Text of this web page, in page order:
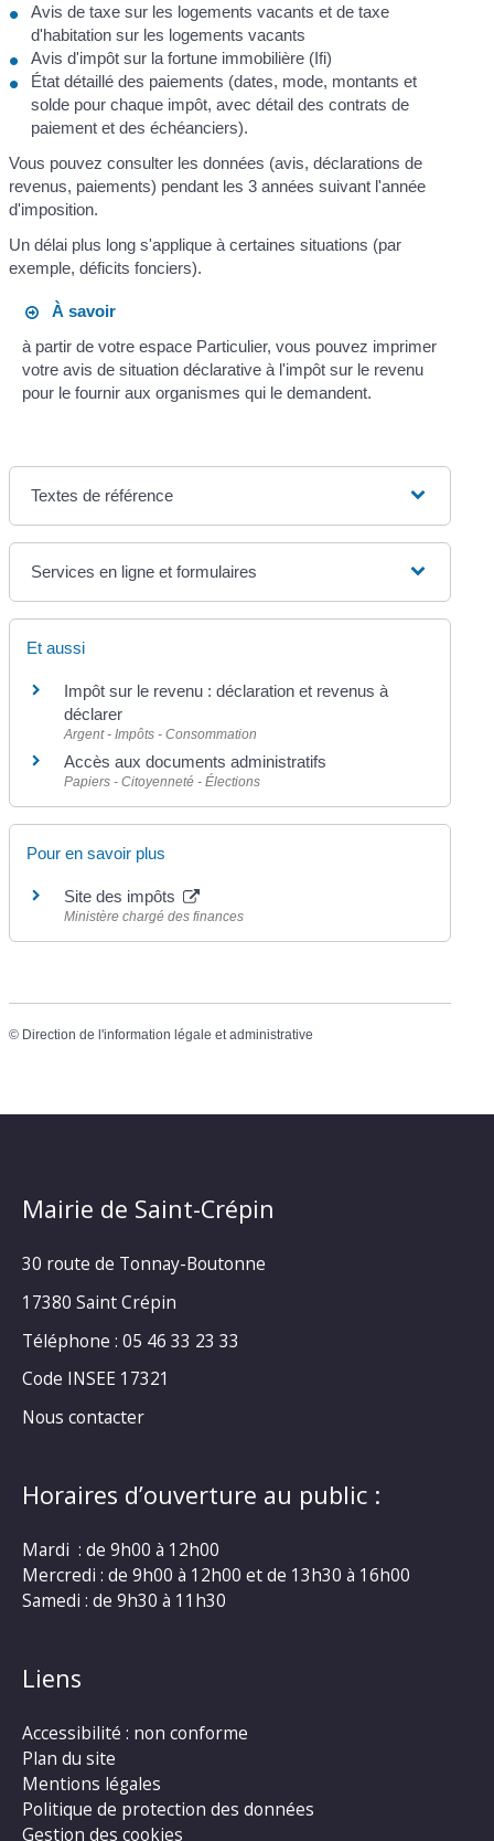
Avis de taxe sur les logements vacants et de taxe
d'habitation sur les logements vacants
Avis d'impôt sur la fortune immobilière (Ifi)
État détaillé des paiements (dates, mode, montants et
solde pour chaque impôt, avec détail des contrats de
paiement et des échéanciers).
Vous pouvez consulter les données (avis, déclarations de
revenus, paiements) pendant les 3 années suivant l'année
d'imposition.
Un délai plus long s'applique à certaines situations (par
exemple, déficits fonciers).
À savoir
à partir de votre espace Particulier, vous pouvez imprimer
votre avis de situation déclarative à l'impôt sur le revenu
pour le fournir aux organismes qui le demandent.
Textes de référence
Services en ligne et formulaires
Et aussi
Impôt sur le revenu : déclaration et revenus à
déclarer
Argent - Impôts - Consommation
Accès aux documents administratifs
Papiers - Citoyenneté - Élections
Pour en savoir plus
Site des impôts
Ministère chargé des finances
© Direction de l'information légale et administrative
Mairie de Saint-Crépin
30 route de Tonnay-Boutonne
17380 Saint Crépin
Téléphone : 05 46 33 23 33
Code INSEE 17321
Nous contacter
Horaires d’ouverture au public :
Mardi : de 9h00 à 12h00
Mercredi : de 9h00 à 12h00 et de 13h30 à 16h00
Samedi : de 9h30 à 11h30
Liens
Accessibilité : non conforme
Plan du site
Mentions légales
Politique de protection des données
Gestion des cookies